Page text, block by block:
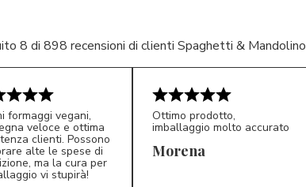
8 di 898 recensioni di clienti Spaghetti & Mandolino
formaggi vegani,
veloce e ottima
clienti. Possono
alte le spese di
ma la cura per
vi stupirà!
Ottimo prodotto,
imballaggio molto accurato
Morena